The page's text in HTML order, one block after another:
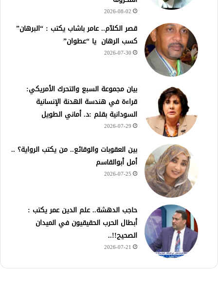
2026-08-02
قصر الكلآم.. عامر باشاب يكتب : “البرهان”
كسب الرهان يا “عطوان”
2026-07-30
بيان مجموعة السبع والتحرك الأمريكي:
قراءة في هندسة الهدنة الإنسانية
السودانية بقلم :د. أماني الطويل
2026-07-29
بين العقوبات والوقائع.. من يكتب الرواية؟ ..
أمل أبوالقاسم
2026-07-25
حاجب الدهشة.. علم الدين عمر يكتب :
أبطال الحرب الحقيقيون في الميدان
الصحيح!!..
2026-07-21